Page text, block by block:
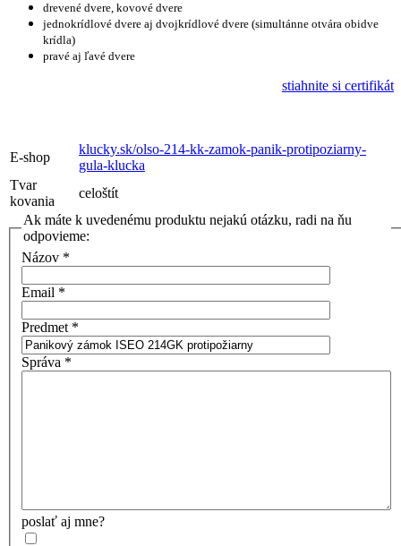
drevené dvere, kovové dvere
jednokrídlové dvere aj dvojkrídlové dvere (simultánne otvára obidve
krídla)
pravé aj ľavé dvere
stiahnite si certifikát
E-shop
klucky.sk/olso-214-kk-zamok-panik-protipoziarny-
gula-klucka
Tvar
kovania
celoštít
Ak máte k uvedenému produktu nejakú otázku, radi na ňu
odpovieme:
Názov *
Email *
Predmet *
Správa *
poslať aj mne?